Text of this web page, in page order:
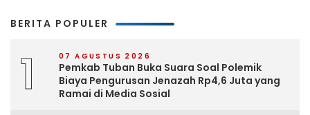
BERITA POPULER
1 07 AGUSTUS 2026
Pemkab Tuban Buka Suara Soal Polemik
Biaya Pengurusan Jenazah Rp4,6 Juta yang
Ramai di Media Sosial